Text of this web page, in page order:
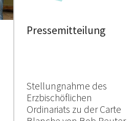
Pressemitteilung
Stellungnahme des
Erzbischöflichen
Ordinariats zu der Carte